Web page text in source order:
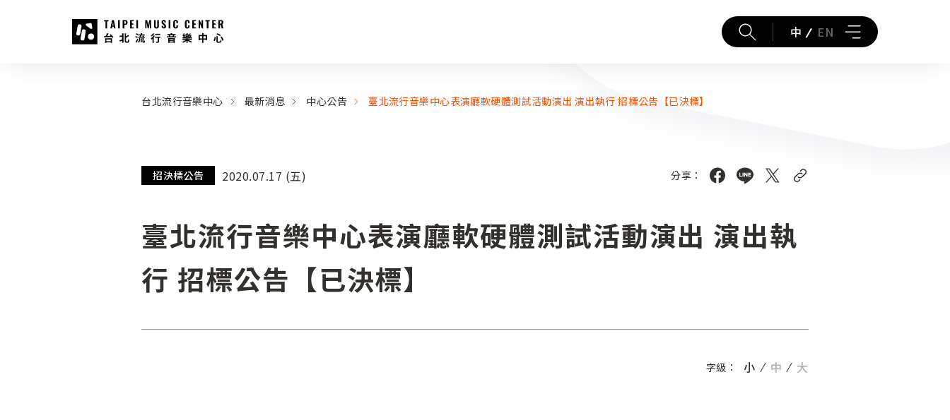
::: 中 EN
台北流行音樂中心 最新消息 中心公告 臺北流行音樂中心表演廳軟硬體測試活動演出 演出執行 招標公告【已決標】
招決標公告 2020.07.17 (五) 分享：
臺北流行音樂中心表演廳軟硬體測試活動演出 演出執
行 招標公告【已決標】
字級： 小 中 大